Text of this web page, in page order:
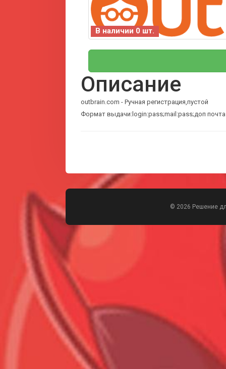
В наличии 0 шт.
Описание
outbrain.com - Ручная регистрация,пустой
Формат выдачи:login:pass;mail:pass;доп
© 2026 Решение